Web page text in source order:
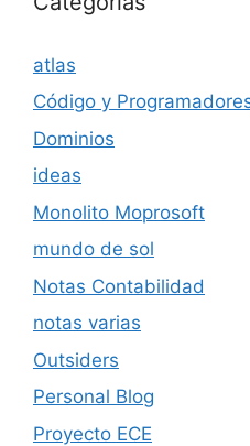
atlas
Código y
Dominios
ideas
Monolito Moprosoft
mundo de sol
Notas Contabilidad
notas varias
Outsiders
Personal Blog
Proyecto ECE